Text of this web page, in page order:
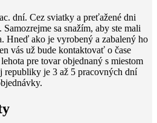
dní. Cez sviatky a preťažené dni
sa snažím, aby ste mali
Hneď ako je vyrobený a zabalený ho
vás už bude kontaktovať o čase
pre tovar objednaný s miestom
republiky je 3 až 5 pracovných dní